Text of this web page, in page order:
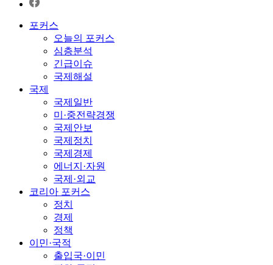
포커스
오늘의 포커스
심층분석
긴급이슈
국제해설
국제
국제일반
미·중전략경쟁
국제안보
국제정치
국제경제
에너지·자원
국제·외교
코리아 포커스
정치
경제
정책
이민·국적
출입국·이민